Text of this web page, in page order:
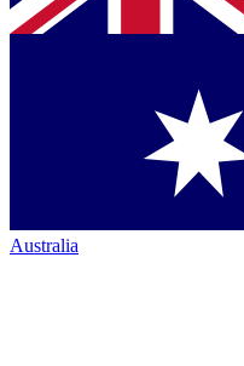
Australia